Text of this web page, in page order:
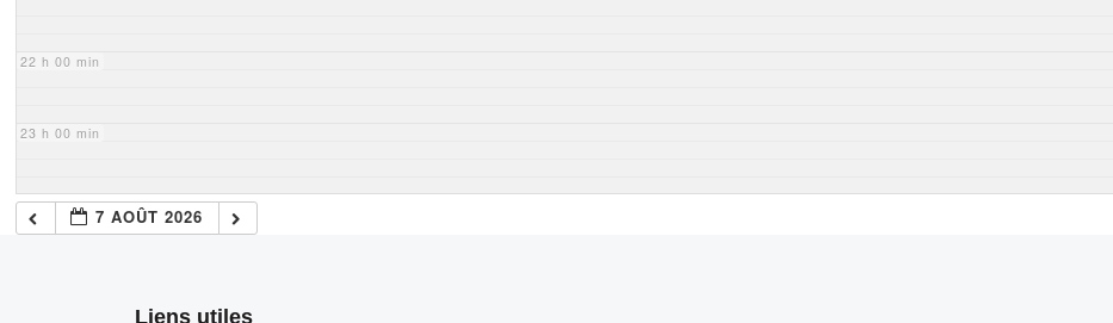
22 h 00 min
23 h 00 min
7 AOÛT 2026
Liens utiles